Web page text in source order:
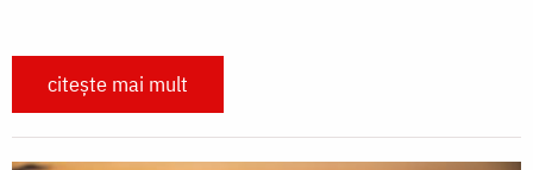
citește mai mult